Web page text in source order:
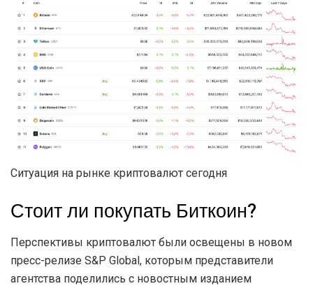
Ситуация на рынке криптовалют сегодня
Стоит ли покупать Биткоин?
Перспективы криптовалют были освещены в новом
пресс-релизе S&P Global, которым представители
агентства поделились с новостным изданием